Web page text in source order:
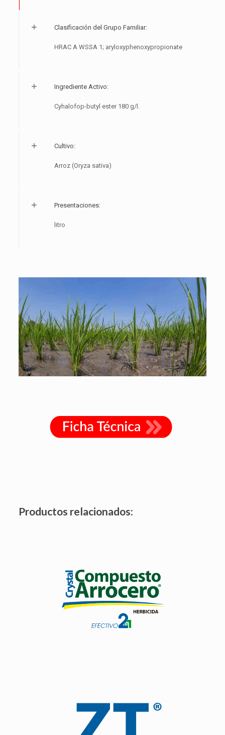
Clasificación del Grupo Familiar:
HRAC A WSSA 1; aryloxyphenoxypropionate
Ingrediente Activo:
Cyhalofop-butyl ester 180 g/l.
Cultivo:
Arroz (Oryza sativa)
Presentaciones:
litro
Productos relacionados:
Herbicida que combina de contacto que combina dos
ingredientes activos.
Es selectivo al cultivo del arroz.
Ver producto
Fungicida con acción de contacto, actúa sobre bacterias